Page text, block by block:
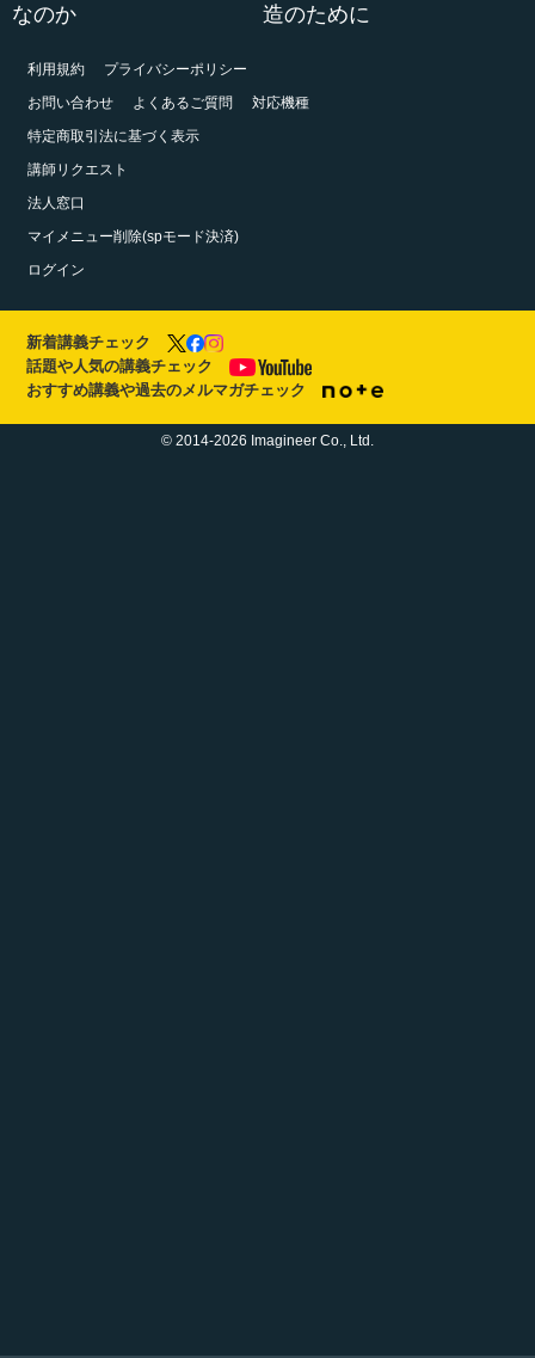
なのか
造のために
利用規約
プライバシーポリシー
お問い合わせ
よくあるご質問
対応機種
特定商取引法に基づく表示
講師リクエスト
法人窓口
マイメニュー削除(spモード決済)
ログイン
新着講義チェック
話題や人気の講義チェック
おすすめ講義や過去のメルマガチェック
© 2014-2026 Imagineer Co., Ltd.